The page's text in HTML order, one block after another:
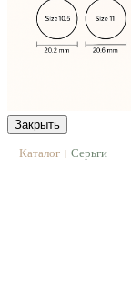
Закрыть
Каталог | Серьги